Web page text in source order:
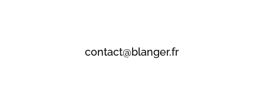
contact@blanger.fr